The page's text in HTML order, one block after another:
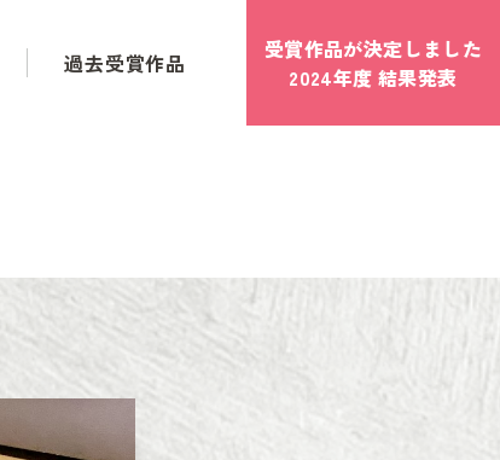
過去受賞作品
受賞作品が決定しました
2024年度 結果発表